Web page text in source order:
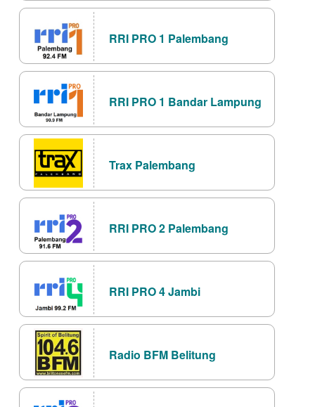
RRI PRO 1 Palembang
RRI PRO 1 Bandar Lampung
Trax Palembang
RRI PRO 2 Palembang
RRI PRO 4 Jambi
Radio BFM Belitung